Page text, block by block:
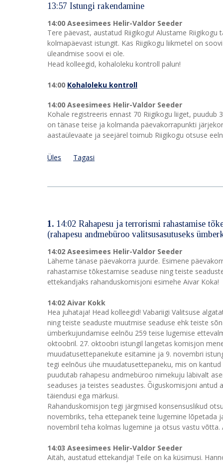
13:57 Istungi rakendamine
14:00 Aseesimees Helir-Valdor Seeder
Tere päevast, austatud Riigikogu! Alustame
kolmapäevast istungit. Kas Riigikogu liikmetel on
üleandmise soovi ei ole.
Head kolleegid, kohaloleku kontroll palun!
14:00 Kohaloleku kontroll
14:00 Aseesimees Helir-Valdor Seeder
Kohale registreeris ennast 70 Riigikogu liiget, puudub
on tänase teise ja kolmanda päevakorrapunkti
aastaülevaate ja seejärel toimub Riigikogu otsuse
Üles Tagasi
1. 14:02 Rahapesu ja terrorismi rahastamise
(rahapesu andmebüroo valitsusasutuseks
14:02 Aseesimees Helir-Valdor Seeder
Läheme tänase päevakorra juurde. Esimene
rahastamise tõkestamise seaduse ning teiste
ettekandjaks rahanduskomisjoni esimehe Aivar Koka!
14:02 Aivar Kokk
Hea juhataja! Head kolleegid! Vabariigi Valitsuse
ning teiste seaduste muutmise seaduse ehk teiste
ümberkujundamise eelnõu 259 teise lugemise
oktoobril. 27. oktoobri istungil langetas komisjon
muudatusettepanekute esitamine ja 9. novembri
tegi eelnõus ühe muudatusettepaneku, mis on
puudutab rahapesu andmebüroo nimekuju läbivalt
seaduses ja teistes seadustes. Õiguskomisjoni
täiendusi ega märkusi.
Rahanduskomisjon tegi järgmised konsensuslikud
novembriks, teha ettepanek teine lugemine lõpetada
novembril teha kolmas lugemine ja otsus vastu võtta.
14:03 Aseesimees Helir-Valdor Seeder
Aitäh, austatud ettekandja! Teile on ka küsimusi.